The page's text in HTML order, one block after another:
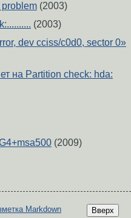
(2003)
(2003)
dev cciss/c0d0, sector 0»
на Partition check: hda:
(2009)
Вверх
Markdown